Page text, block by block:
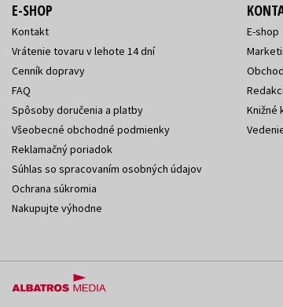
E-SHOP
Kontakt
Vrátenie tovaru v lehote 14 dní
Cenník dopravy
FAQ
Spôsoby doručenia a platby
Všeobecné obchodné podmienky
Reklamačný poriadok
Súhlas so spracovaním osobných údajov
Ochrana súkromia
Nakupujte výhodne
E-shop
Knižné